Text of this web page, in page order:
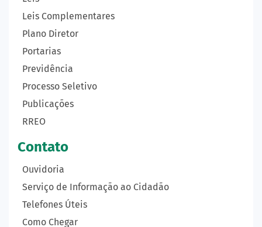
Leis Complementares
Plano Diretor
Portarias
Previdência
Processo Seletivo
Publicações
RREO
Contato
Ouvidoria
Serviço de Informação ao Cidadão
Telefones Úteis
Como Chegar